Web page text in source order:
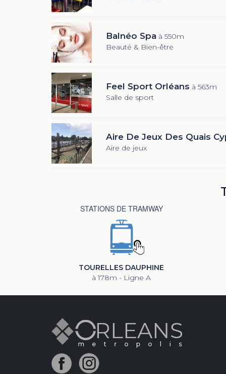
Balnéo Spa à 550m
Beauté & Bien-être
Feel Sport Orléans à 563m
Salle de sport
Aire De Jeux Des Quais
Aire de jeux
STATIONS DE TRAMWAY
TOURELLES DAUPHINE
à 178m - Ligne A